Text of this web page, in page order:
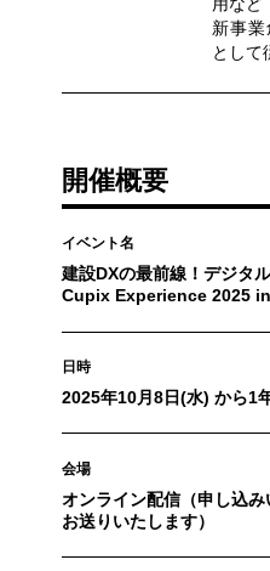
新事
として
開催概要
イベント名
建設DXの最前線！デジタ
Cupix Experience 2025
日時
2025年10月8日(水) から1
会場
オンライン配信（申し込
お送りいたします）